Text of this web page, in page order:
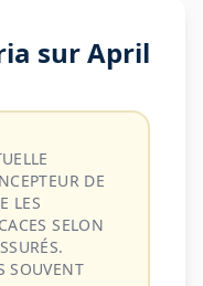
surApril
DE
LES
SELON
SOUVENT